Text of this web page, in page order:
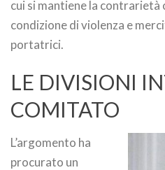
cui si mantiene la
condizione di violenza e
portatrici.
LE DIVISIONI
COMITATO
L’argomento ha
procurato un